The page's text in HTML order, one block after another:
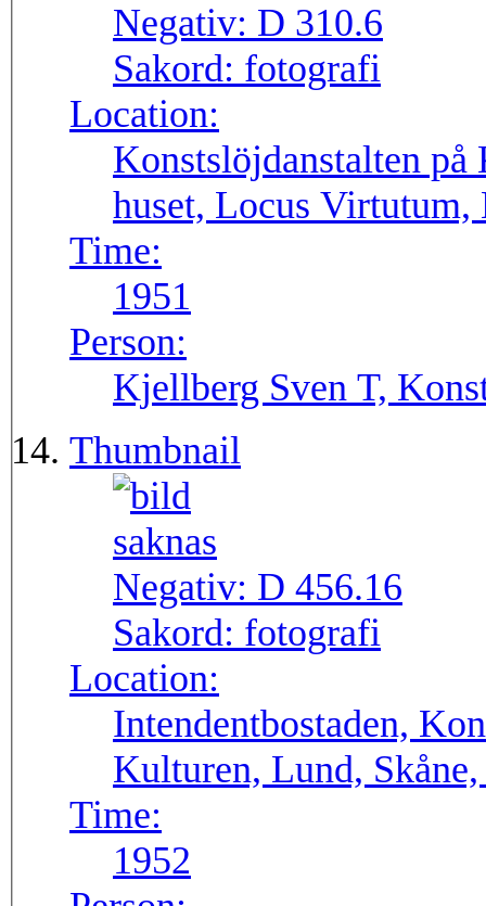
Negativ: D 310.6
Sakord: fotografi
Location:
Konstslöjdanstalten
huset, Locus Virtutum,
Time:
1951
Person:
Kjellberg Sven T,
Thumbnail
Negativ: D 456.16
Sakord: fotografi
Location:
Intendentbostaden,
Kulturen, Lund,
Time:
1952